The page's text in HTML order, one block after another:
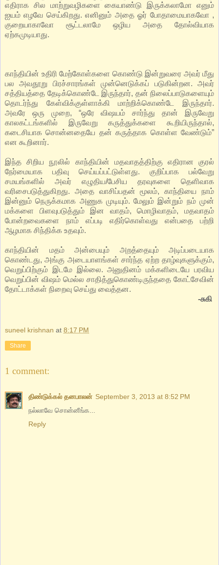
எதிராக சில மாற்றுவழிகளை கையாண்டு இருக்கலாமோ எனும்
ஐயம் எழவே செய்கிறது. எனினும் அதை ஓர் போதாமையாகவோ ,
குறையாகாவோ சூட்டலாமே ஒழிய அதை தோல்வியாக
ஏற்கமுடியாது.
காந்தியின் உதிரி மேற்கோள்களை கொண்டு இன்றுவரை அவர் மீது
பல அவதூறு பிரச்சாரங்கள் முன்னெடுக்கப் படுகின்றன. அவர்
சத்தியத்தை தேடிக்கொண்டே இருந்தார், தன் நிலைப்பாடுகளையும்
தொடர்ந்து கேள்விக்குள்ளாக்கி மாற்றிக்கொண்டே இருந்தார்.
அவரே ஒரு முறை, “ஒரே விஷயம் சார்ந்து தான் இருவேறு
காலகட்டங்களில் இருவேறு கருத்துக்களை கூறியிருந்தால்,
கடைசியாக சொன்னதையே தன் கருத்தாக கொள்ள வேண்டும்”
என கூறினார்.
இந்த சிறிய நூலில் காந்தியின் மதவாதத்திற்கு எதிரான குரல்
நேர்மையாக பதிவு செய்யப்பட்டுள்ளது. குறிப்பாக பல்வேறு
சமயங்களில் அவர் எழுதிய/பேசிய தரவுகளை தெளிவாக
வரிசைபடுத்துகிறது. அதை வாசிப்பதன் மூலம், காந்தியை நாம்
இன்னும் நெருக்கமாக அணுக முடியும். மேலும் இன்றும் நம் முன்
மக்களை பிளவுபடுத்தும் இன வாதம், மொழிவாதம், மதவாதம்
போன்றவைகளை நாம் எப்படி எதிர்கொள்வது என்பதை பற்றி
ஆழமாக சிந்திக்க உதவும்.
காந்தியின் மதம் அன்பையும் அறத்தையும் அடிப்படையாக
கொண்டது, அங்கு அடையாளங்கள் சார்ந்த ஏற்ற தாழ்வுகளுக்கும்,
வெறுப்பிற்கும் இடமே இல்லை. அனுதினம் மக்களிடையே பரவிய
வெறுப்பின் விஷம் மெல்ல சாதித்துகொண்டிருந்ததை கோட்சேவின்
தோட்டாக்கள் நிறைவு செய்து வைத்தன.
-சுகி
suneel krishnan at 8:17 PM
Share
1 comment:
திண்டுக்கல் தனபாலன் September 3, 2013 at 8:52 PM
நல்லாவே சொன்னீங்க...
Reply